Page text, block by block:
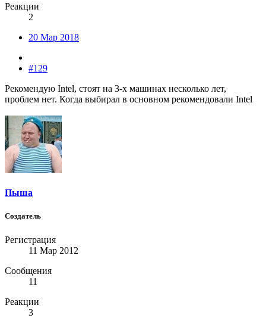
Реакции
2
20 Мар 2018
#129
Рекомендую Intel, стоят на 3-х машинах несколько лет,
проблем нет. Когда выбирал в основном рекомендовали Intel
Пыша
Создатель
Регистрация
11 Мар 2012
Сообщения
11
Реакции
3